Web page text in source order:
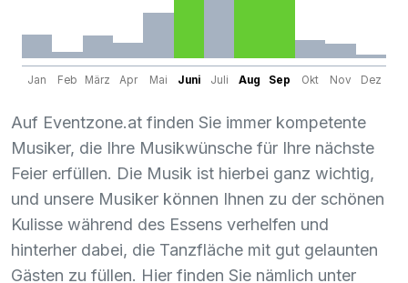
Jan Feb März Apr Mai Juni Juli Aug Sep Okt Nov Dez
Auf Eventzone.at finden Sie immer kompetente
Musiker, die Ihre Musikwünsche für Ihre nächste
Feier erfüllen. Die Musik ist hierbei ganz wichtig,
und unsere Musiker können Ihnen zu der schönen
Kulisse während des Essens verhelfen und
hinterher dabei, die Tanzfläche mit gut gelaunten
Gästen zu füllen. Hier finden Sie nämlich unter